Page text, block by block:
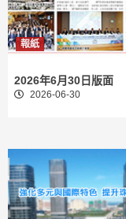
報紙
2026年6月30日版面
2026-06-30